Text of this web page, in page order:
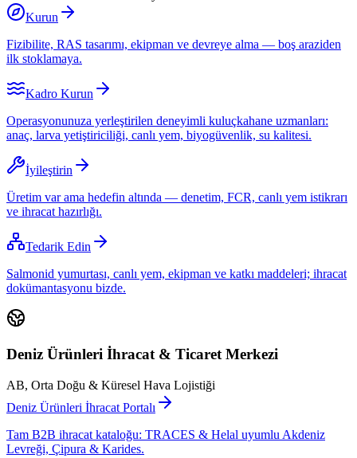
Kurun
Fizibilite, RAS tasarımı, ekipman ve devreye alma — boş araziden
ilk stoklamaya.
Kadro Kurun
Operasyonunuza yerleştirilen deneyimli kuluçkahane uzmanları:
anaç, larva yetiştiriciliği, canlı yem, biyogüvenlik, su kalitesi.
İyileştirin
Üretim var ama hedefin altında — denetim, FCR, canlı yem istikrarı
ve ihracat hazırlığı.
Tedarik Edin
Salmonid yumurtası, canlı yem, ekipman ve katkı maddeleri; ihracat
dokümantasyonu bizde.
Deniz Ürünleri İhracat & Ticaret Merkezi
AB, Orta Doğu & Küresel Hava Lojistiği
Deniz Ürünleri İhracat Portalı
Tam B2B ihracat kataloğu: TRACES & Helal uyumlu Akdeniz
Levreği, Çipura & Karides.